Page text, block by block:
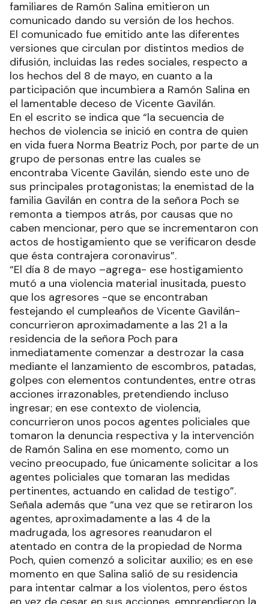
familiares de Ramón Salina emitieron un
comunicado dando su versión de los hechos.
El comunicado fue emitido ante las diferentes
versiones que circulan por distintos medios de
difusión, incluidas las redes sociales, respecto a
los hechos del 8 de mayo, en cuanto a la
participación que incumbiera a Ramón Salina en
el lamentable deceso de Vicente Gavilán.
En el escrito se indica que “la secuencia de
hechos de violencia se inició en contra de quien
en vida fuera Norma Beatriz Poch, por parte de un
grupo de personas entre las cuales se
encontraba Vicente Gavilán, siendo este uno de
sus principales protagonistas; la enemistad de la
familia Gavilán en contra de la señora Poch se
remonta a tiempos atrás, por causas que no
caben mencionar, pero que se incrementaron con
actos de hostigamiento que se verificaron desde
que ésta contrajera coronavirus”.
“El día 8 de mayo –agrega- ese hostigamiento
mutó a una violencia material inusitada, puesto
que los agresores -que se encontraban
festejando el cumpleaños de Vicente Gavilán-
concurrieron aproximadamente a las 21 a la
residencia de la señora Poch para
inmediatamente comenzar a destrozar la casa
mediante el lanzamiento de escombros, patadas,
golpes con elementos contundentes, entre otras
acciones irrazonables, pretendiendo incluso
ingresar; en ese contexto de violencia,
concurrieron unos pocos agentes policiales que
tomaron la denuncia respectiva y la intervención
de Ramón Salina en ese momento, como un
vecino preocupado, fue únicamente solicitar a los
agentes policiales que tomaran las medidas
pertinentes, actuando en calidad de testigo”.
Señala además que “una vez que se retiraron los
agentes, aproximadamente a las 4 de la
madrugada, los agresores reanudaron el
atentado en contra de la propiedad de Norma
Poch, quien comenzó a solicitar auxilio; es en ese
momento en que Salina salió de su residencia
para intentar calmar a los violentos, pero éstos